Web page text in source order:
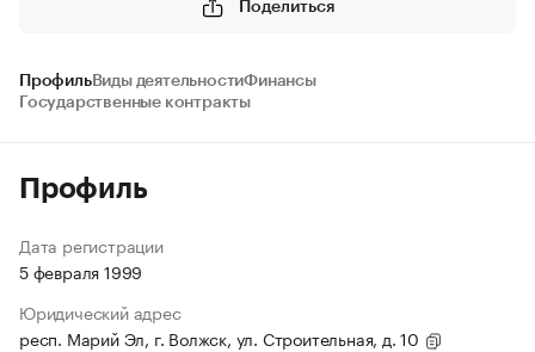
Поделиться
ПрофильВиды деятельностиФинансы
Государственные контракты
Профиль
Дата регистрации
5 февраля 1999
Юридический адрес
респ. Марий Эл, г. Волжск, ул. Строительная, д. 10